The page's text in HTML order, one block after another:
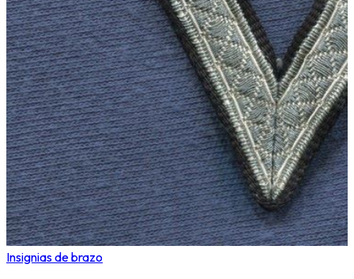
Insignias de brazo